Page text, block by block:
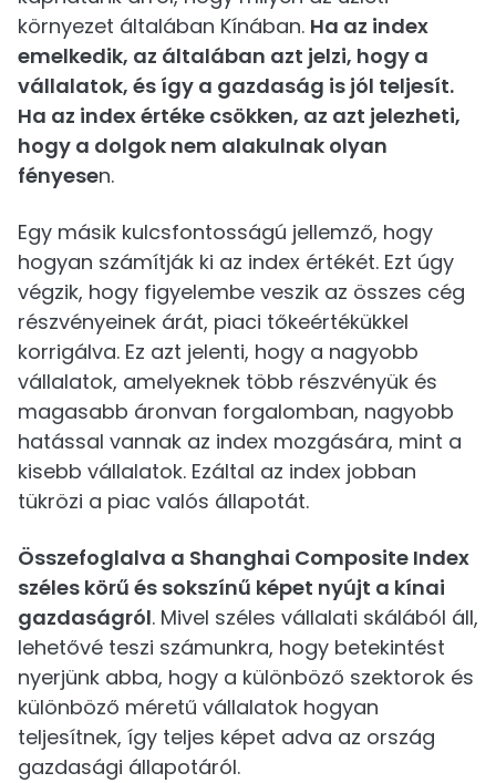
környezet általában Kínában. Ha az index
emelkedik, az általában azt jelzi, hogy a
vállalatok, és így a gazdaság is jól teljesít.
Ha az index értéke csökken, az azt jelezheti,
hogy a dolgok nem alakulnak olyan
fényesen.
Egy másik kulcsfontosságú jellemző, hogy
hogyan számítják ki az index értékét. Ezt úgy
végzik, hogy figyelembe veszik az összes cég
részvényeinek árát, piaci tőkeértékükkel
korrigálva. Ez azt jelenti, hogy a nagyobb
vállalatok, amelyeknek több részvényük és
magasabb áronvan forgalomban, nagyobb
hatással vannak az index mozgására, mint a
kisebb vállalatok. Ezáltal az index jobban
tükrözi a piac valós állapotát.
Összefoglalva a Shanghai Composite Index
széles körű és sokszínű képet nyújt a kínai
gazdaságról. Mivel széles vállalati skálából áll,
lehetővé teszi számunkra, hogy betekintést
nyerjünk abba, hogy a különböző szektorok és
különböző méretű vállalatok hogyan
teljesítnek, így teljes képet adva az ország
gazdasági állapotáról.